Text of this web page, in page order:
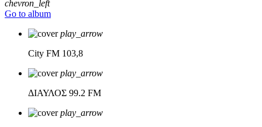
chevron_left
Go to album
play_arrow
City FM 103,8
play_arrow
ΔΙΑΥΛΟΣ 99.2 FM
play_arrow